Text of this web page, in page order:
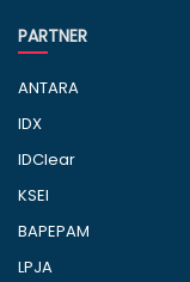
PARTNER
ANTARA
IDX
IDClear
KSEI
BAPEPAM
LPJA